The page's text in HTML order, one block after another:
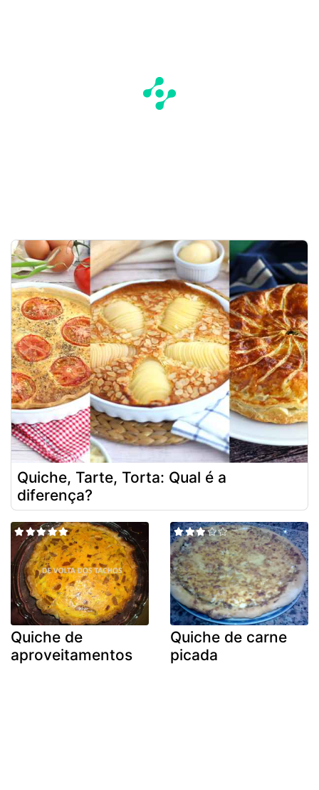
Quiche, Tarte, Torta: Qual é a
diferença?
Quiche de
aproveitamentos
Quiche de carne
picada